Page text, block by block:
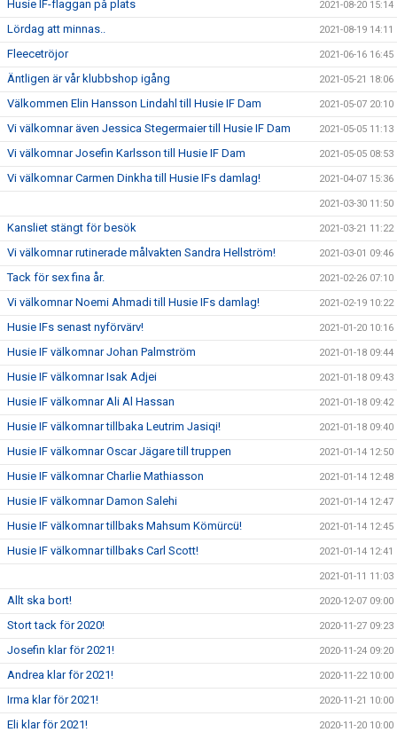
Husie IF-flaggan på plats 2021-08-20 15:14
Lördag att minnas.. 2021-08-19 14:11
Fleecetröjor 2021-06-16 16:45
Äntligen är vår klubbshop igång 2021-05-21 18:06
Välkommen Elin Hansson Lindahl till Husie IF Dam 2021-05-07 20:10
Vi välkomnar även Jessica Stegermaier till Husie IF Dam 2021-05-05 11:13
Vi välkomnar Josefin Karlsson till Husie IF Dam 2021-05-05 08:53
Vi välkomnar Carmen Dinkha till Husie IFs damlag! 2021-04-07 15:36
2021-03-30 11:50
Kansliet stängt för besök 2021-03-21 11:22
Vi välkomnar rutinerade målvakten Sandra Hellström! 2021-03-01 09:46
Tack för sex fina år. 2021-02-26 07:10
Vi välkomnar Noemi Ahmadi till Husie IFs damlag! 2021-02-19 10:22
Husie IFs senast nyförvärv! 2021-01-20 10:16
Husie IF välkomnar Johan Palmström 2021-01-18 09:44
Husie IF välkomnar Isak Adjei 2021-01-18 09:43
Husie IF välkomnar Ali Al Hassan 2021-01-18 09:42
Husie IF välkomnar tillbaka Leutrim Jasiqi! 2021-01-18 09:40
Husie IF välkomnar Oscar Jägare till truppen 2021-01-14 12:50
Husie IF välkomnar Charlie Mathiasson 2021-01-14 12:48
Husie IF välkomnar Damon Salehi 2021-01-14 12:47
Husie IF välkomnar tillbaks Mahsum Kömürcü! 2021-01-14 12:45
Husie IF välkomnar tillbaks Carl Scott! 2021-01-14 12:41
2021-01-11 11:03
Allt ska bort! 2020-12-07 09:00
Stort tack för 2020! 2020-11-27 09:23
Josefin klar för 2021! 2020-11-24 09:20
Andrea klar för 2021! 2020-11-22 10:00
Irma klar för 2021! 2020-11-21 10:00
Eli klar för 2021! 2020-11-20 10:00